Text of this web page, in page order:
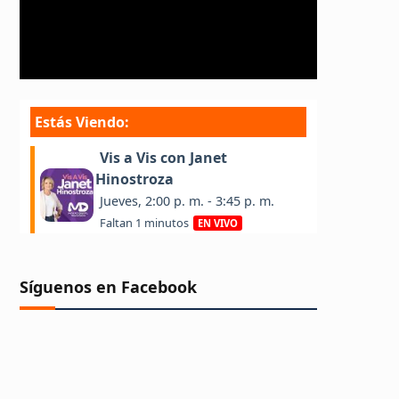
Síguenos en Facebook